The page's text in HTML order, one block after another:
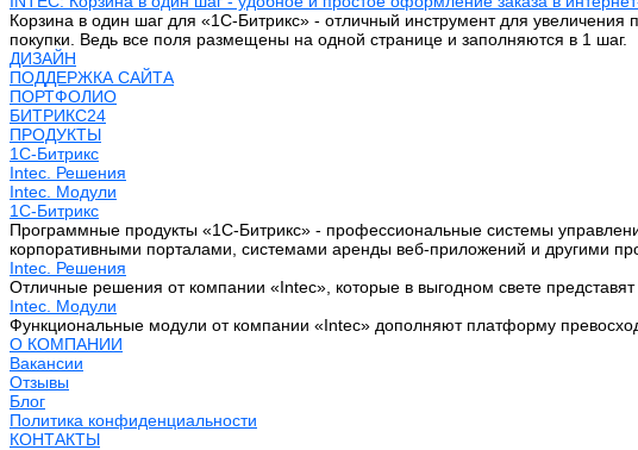
Корзина в один шаг для «1С-Битрикс» - отличный инструмент для
покупки. Ведь все поля размещены на одной странице и заполняются в 1 шаг.
ДИЗАЙН
ПОДДЕРЖКА САЙТА
ПОРТФОЛИО
БИТРИКС24
ПРОДУКТЫ
1С-Битрикс
Intec. Решения
Intec. Модули
1С-Битрикс
Программные продукты «1С-Битрикс» - профессиональные системы
корпоративными порталами, системами аренды веб-приложений и другими
Intec. Решения
Отличные решения от компании «Intec», которые в выгодном свете
Intec. Модули
Функциональные модули от компании «Intec» дополняют платформу
О КОМПАНИИ
Вакансии
Отзывы
Блог
Политика конфиденциальности
КОНТАКТЫ